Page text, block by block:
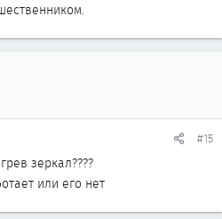
#15
зеркал????
или его нет